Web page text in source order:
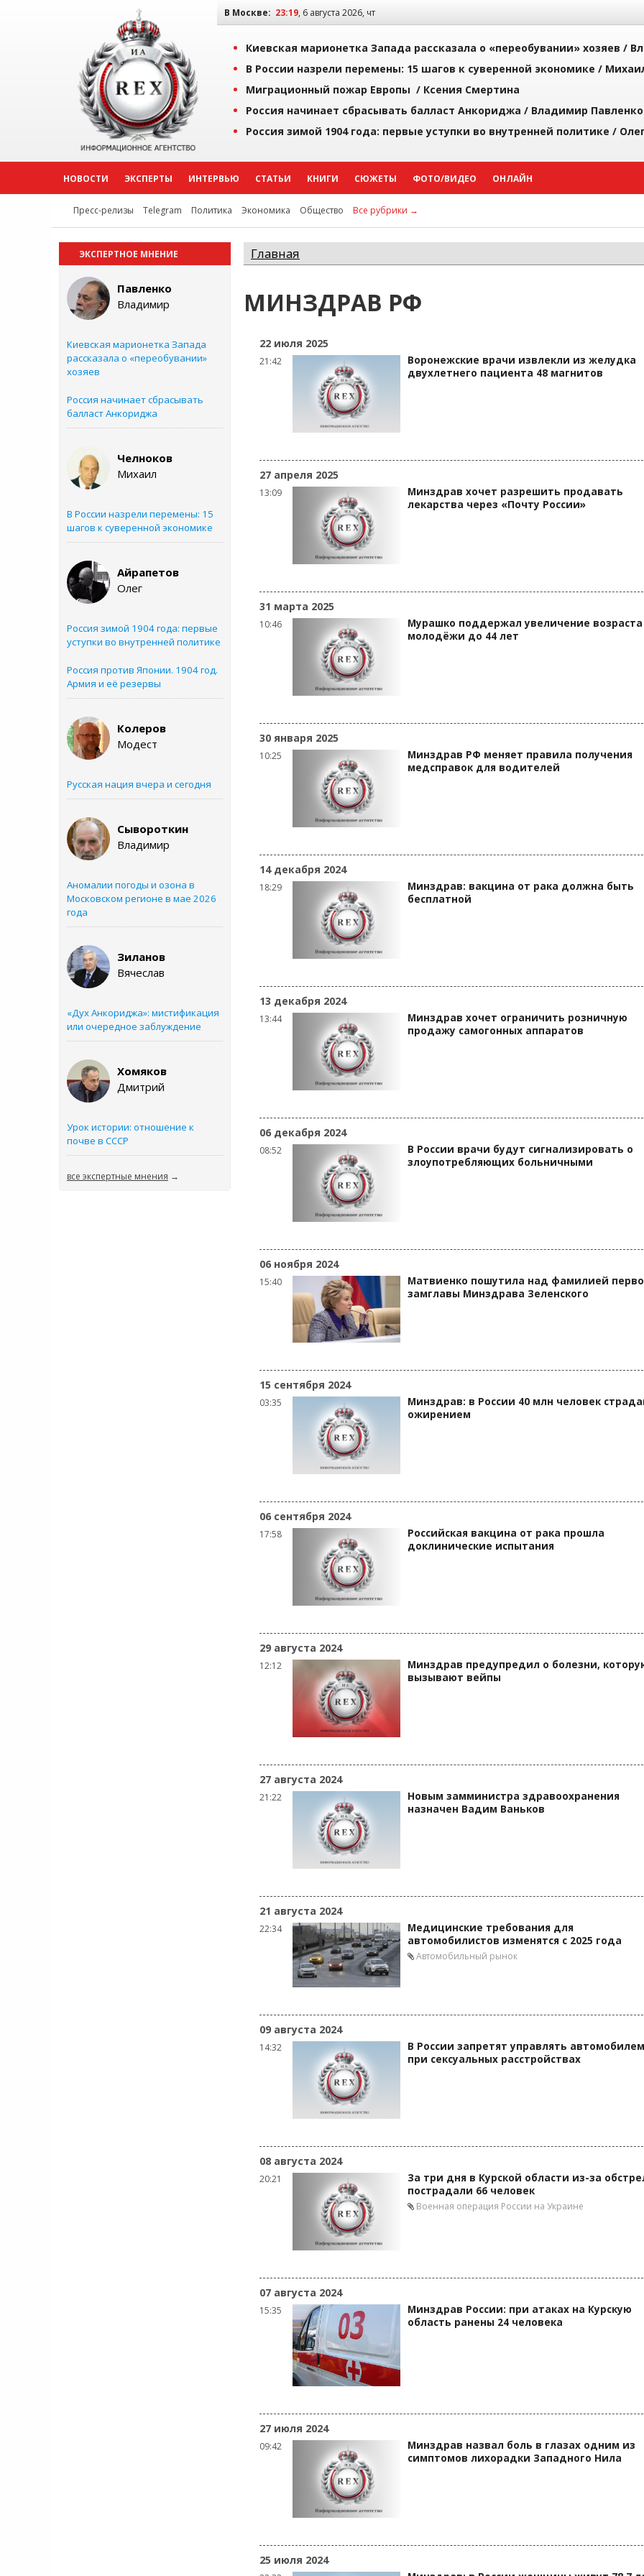
В Москве: 23:19, 6 августа 2026, чт
Киевская марионетка Запада рассказала о «переобувании» хозяев /
В России назрели перемены: 15 шагов к суверенной экономике /
Миграционный пожар Европы / Ксения Смертина
Россия начинает сбрасывать балласт Анкориджа / Владимир Павленко
Россия зимой 1904 года: первые уступки во внутренней политике /
НОВОСТИ ЭКСПЕРТЫ ИНТЕРВЬЮ СТАТЬИ КНИГИ СЮЖЕТЫ ФОТО/ВИДЕО ОНЛАЙН
Пресс-релизы Telegram Политика Экономика Общество Все рубрики →
ЭКСПЕРТНОЕ МНЕНИЕ
Павленко
Владимир
Киевская марионетка Запада
рассказала о «переобувании»
хозяев
Россия начинает сбрасывать
балласт Анкориджа
Челноков
Михаил
В России назрели перемены: 15
шагов к суверенной экономике
Айрапетов
Олег
Россия зимой 1904 года: первые
уступки во внутренней политике
Россия против Японии. 1904 год.
Армия и её резервы
Колеров
Модест
Русская нация вчера и сегодня
Сывороткин
Владимир
Аномалии погоды и озона в
Московском регионе в мае 2026
года
Зиланов
Вячеслав
«Дух Анкориджа»: мистификация
или очередное заблуждение
Хомяков
Дмитрий
Урок истории: отношение к
почве в СССР
все экспертные мнения →
Главная
МИНЗДРАВ РФ
22 июля 2025
21:42
Воронежские врачи извлекли из желудка
двухлетнего пациента 48 магнитов
27 апреля 2025
13:09
Минздрав хочет разрешить продавать
лекарства через «Почту России»
31 марта 2025
10:46
Мурашко поддержал увеличение возраста
молодёжи до 44 лет
30 января 2025
10:25
Минздрав РФ меняет правила получения
медсправок для водителей
14 декабря 2024
18:29
Минздрав: вакцина от рака должна быть
бесплатной
13 декабря 2024
13:44
Минздрав хочет ограничить розничную
продажу самогонных аппаратов
06 декабря 2024
08:52
В России врачи будут сигнализировать о
злоупотребляющих больничными
06 ноября 2024
15:40
Матвиенко пошутила над фамилией
замглавы Минздрава Зеленского
15 сентября 2024
03:35
Минздрав: в России 40 млн человек
ожирением
06 сентября 2024
17:58
Российская вакцина от рака прошла
доклинические испытания
29 августа 2024
12:12
Минздрав предупредил о болезни,
вызывают вейпы
27 августа 2024
21:22
Новым замминистра здравоохранения
назначен Вадим Ваньков
21 августа 2024
22:34
Медицинские требования для
автомобилистов изменятся с 2025 года
Автомобильный рынок
09 августа 2024
14:32
В России запретят управлять автомобилем
при сексуальных расстройствах
08 августа 2024
20:21
За три дня в Курской области из-за
пострадали 66 человек
Военная операция России на Украине
07 августа 2024
15:35
Минздрав России: при атаках на Курскую
область ранены 24 человека
27 июля 2024
09:42
Минздрав назвал боль в глазах одним из
симптомов лихорадки Западного Нила
25 июля 2024